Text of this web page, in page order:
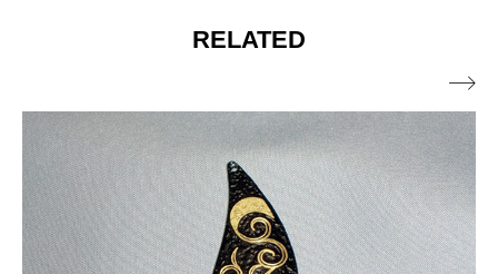
RELATED
